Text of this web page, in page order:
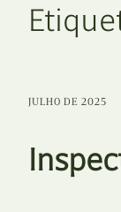
JULHO DE 2025